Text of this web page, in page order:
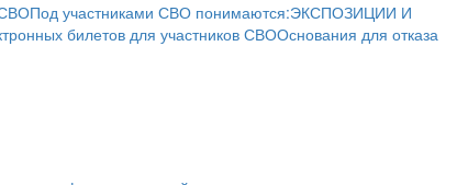
Под участниками СВО понимаются:ЭКСПОЗИЦИИ И
билетов для участников СВООснования для отказа